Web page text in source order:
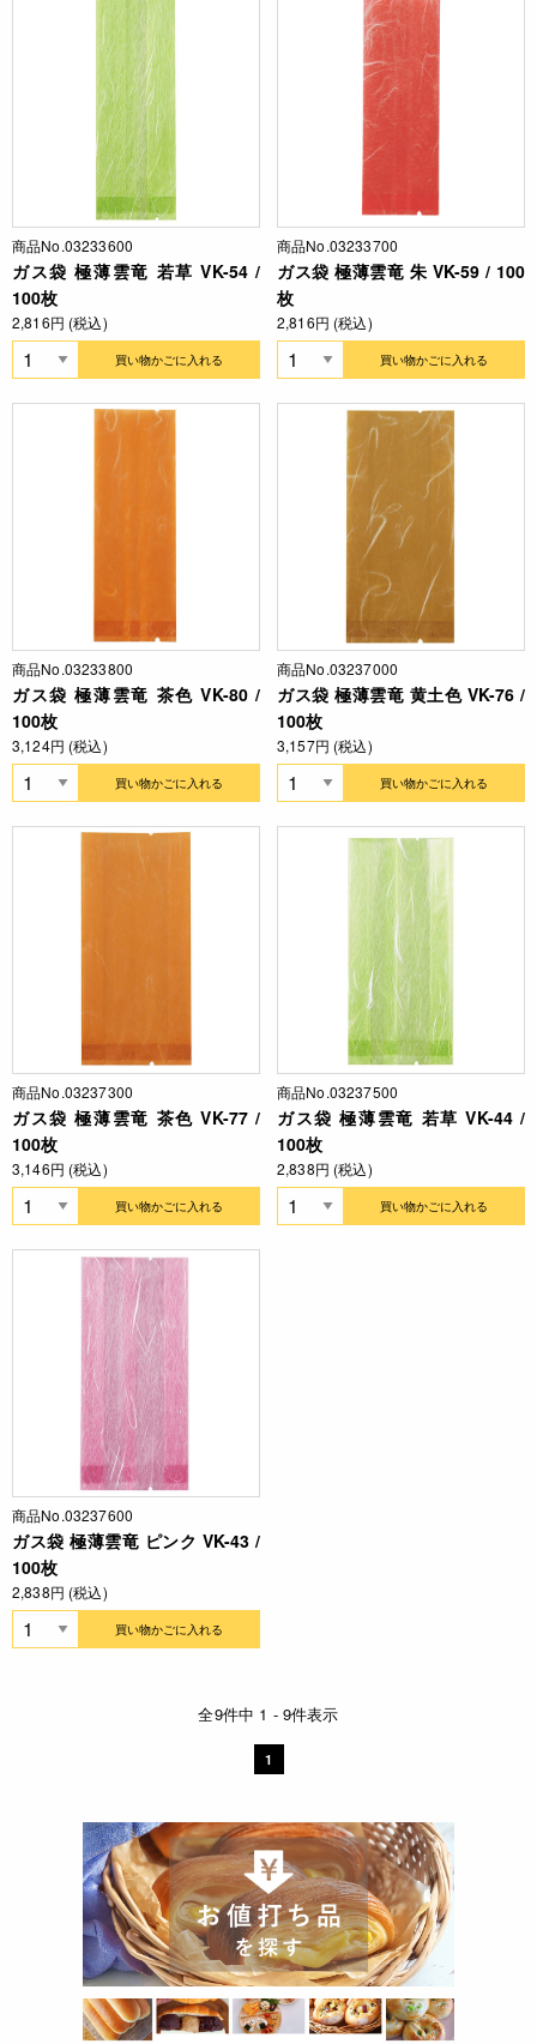
商品No.03233600
ガス袋 極薄雲竜 若草 VK-54 /
100枚
2,816円 (税込)
買い物かごに入れる
商品No.03233700
ガス袋 極薄雲竜 朱 VK-59 / 100
枚
2,816円 (税込)
買い物かごに入れる
商品No.03233800
ガス袋 極薄雲竜 茶色 VK-80 /
100枚
3,124円 (税込)
買い物かごに入れる
商品No.03237000
ガス袋 極薄雲竜 黄土色 VK-76 /
100枚
3,157円 (税込)
買い物かごに入れる
商品No.03237300
ガス袋 極薄雲竜 茶色 VK-77 /
100枚
3,146円 (税込)
買い物かごに入れる
商品No.03237500
ガス袋 極薄雲竜 若草 VK-44 /
100枚
2,838円 (税込)
買い物かごに入れる
商品No.03237600
ガス袋 極薄雲竜 ピンク VK-43 /
100枚
2,838円 (税込)
買い物かごに入れる
全9件中 1 - 9件表示
1